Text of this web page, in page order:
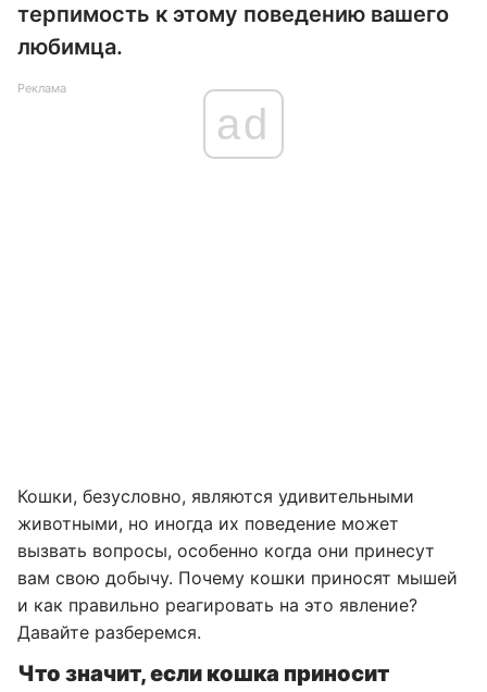
терпимость к этому поведению вашего
любимца.
Реклама
ad
Кошки, безусловно, являются удивительными
животными, но иногда их поведение может
вызвать вопросы, особенно когда они принесут
вам свою добычу. Почему кошки приносят мышей
и как правильно реагировать на это явление?
Давайте разберемся.
Что значит, если кошка приносит